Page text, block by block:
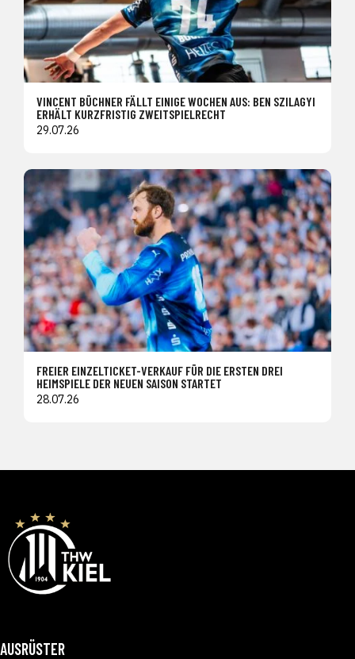
VINCENT BÜCHNER FÄLLT EINIGE WOCHEN AUS: BEN SZILAGYI
ERHÄLT KURZFRISTIG ZWEITSPIELRECHT
29.07.26
FREIER EINZELTICKET-VERKAUF FÜR DIE ERSTEN DREI
HEIMSPIELE DER NEUEN SAISON STARTET
28.07.26
AUSRÜSTER